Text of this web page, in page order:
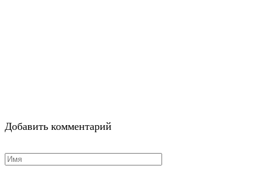
Добавить комментарий
Имя